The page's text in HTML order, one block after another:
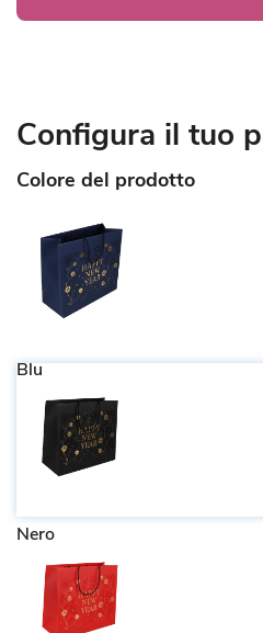
Configura il tuo
Colore del prodotto
Blu
Nero